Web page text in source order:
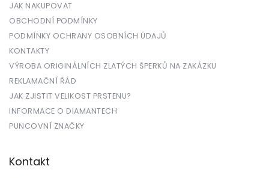
JAK NAKUPOVAT
OBCHODNÍ PODMÍNKY
PODMÍNKY OCHRANY OSOBNÍCH ÚDAJŮ
KONTAKTY
VÝROBA ORIGINÁLNÍCH ZLATÝCH ŠPERKŮ NA ZAKÁZKU
REKLAMAČNÍ ŘÁD
JAK ZJISTIT VELIKOST PRSTENU?
INFORMACE O DIAMANTECH
PUNCOVNÍ ZNAČKY
Kontakt